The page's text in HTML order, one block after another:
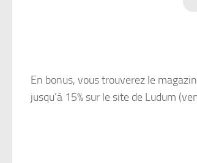
En bonus, vous trouverez le
jusqu’à 15% sur le site de Ludum